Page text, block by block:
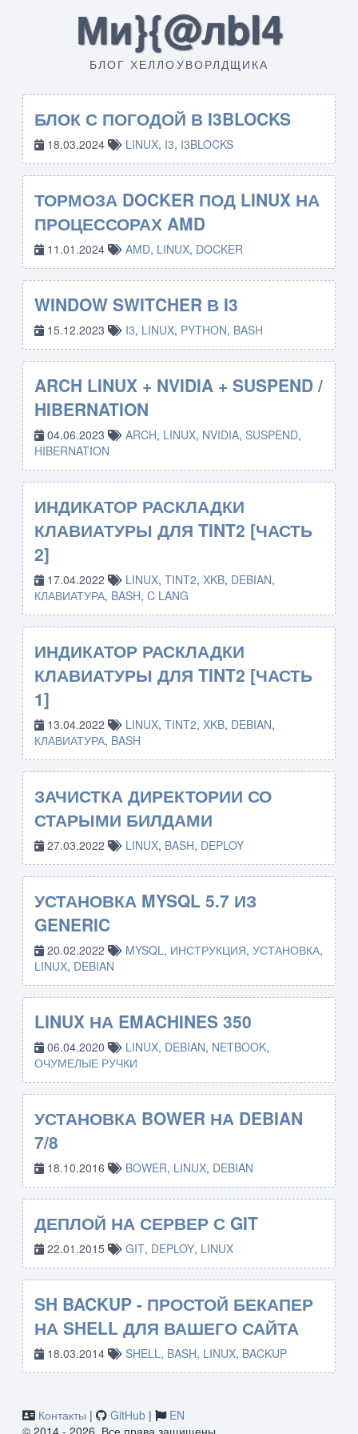
Ми}{@лbI4
БЛОГ ХЕЛЛОУВОРЛДЩИКА
БЛОК С ПОГОДОЙ В I3BLOCKS
18.03.2024 LINUX, I3, I3BLOCKS
ТОРМОЗА DOCKER ПОД LINUX НА
ПРОЦЕССОРАХ AMD
11.01.2024 AMD, LINUX, DOCKER
WINDOW SWITCHER В I3
15.12.2023 I3, LINUX, PYTHON, BASH
ARCH LINUX + NVIDIA + SUSPEND /
HIBERNATION
04.06.2023 ARCH, LINUX, NVIDIA, SUSPEND,
HIBERNATION
ИНДИКАТОР РАСКЛАДКИ
КЛАВИАТУРЫ ДЛЯ TINT2 [ЧАСТЬ
2]
17.04.2022 LINUX, TINT2, XKB, DEBIAN,
КЛАВИАТУРА, BASH, C LANG
ИНДИКАТОР РАСКЛАДКИ
КЛАВИАТУРЫ ДЛЯ TINT2 [ЧАСТЬ
1]
13.04.2022 LINUX, TINT2, XKB, DEBIAN,
КЛАВИАТУРА, BASH
ЗАЧИСТКА ДИРЕКТОРИИ СО
СТАРЫМИ БИЛДАМИ
27.03.2022 LINUX, BASH, DEPLOY
УСТАНОВКА MYSQL 5.7 ИЗ
GENERIC
20.02.2022 MYSQL, ИНСТРУКЦИЯ, УСТАНОВКА,
LINUX, DEBIAN
LINUX НА EMACHINES 350
06.04.2020 LINUX, DEBIAN, NETBOOK,
ОЧУМЕЛЫЕ РУЧКИ
УСТАНОВКА BOWER НА DEBIAN
7/8
18.10.2016 BOWER, LINUX, DEBIAN
ДЕПЛОЙ НА СЕРВЕР С GIT
22.01.2015 GIT, DEPLOY, LINUX
SH BACKUP - ПРОСТОЙ БЕКАПЕР
НА SHELL ДЛЯ ВАШЕГО САЙТА
18.03.2014 SHELL, BASH, LINUX, BACKUP
Контакты | GitHub |
EN
© 2014 - 2026. Все права защищены.